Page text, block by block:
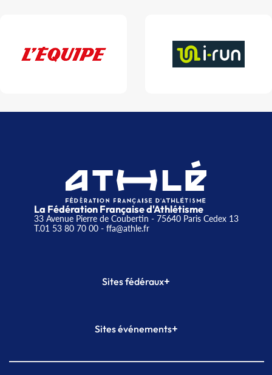
La Fédération Française d'Athlétisme
33 Avenue Pierre de Coubertin - 75640 Paris Cedex 13
T.01 53 80 70 00- ffa@athle.fr
Sites fédéraux+
Plateforme Formation
Sites événements+
Meeting de Paris indoor